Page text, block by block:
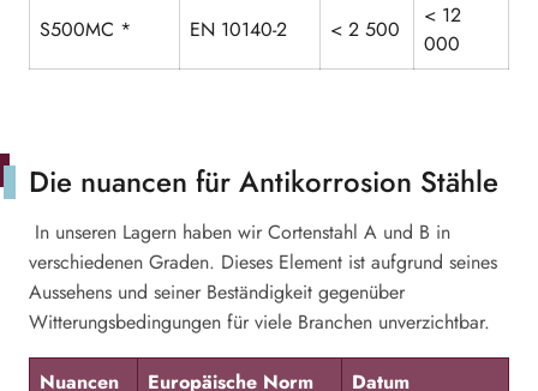
S500MC * EN 10140-2 < 2 500
< 12
000
Die nuancen für Antikorrosion Stähle
In unseren Lagern haben wir Cortenstahl A und B in
verschiedenen Graden. Dieses Element ist aufgrund seines
Aussehens und seiner Beständigkeit gegenüber
Witterungsbedingungen für viele Branchen unverzichtbar.
Nuancen Europäische Norm Datum